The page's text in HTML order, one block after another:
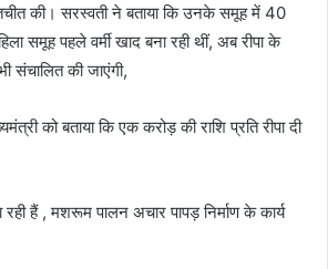
की। सरस्वती ने बताया कि उनके समूह में 40
समूह पहले वर्मी खाद बना रही थीं, अब रीपा के
संचालित की जाएंगी,
को बताया कि एक करोड़ की राशि प्रति रीपा दी
रही हैं , मशरूम पालन अचार पापड़ निर्माण के कार्य